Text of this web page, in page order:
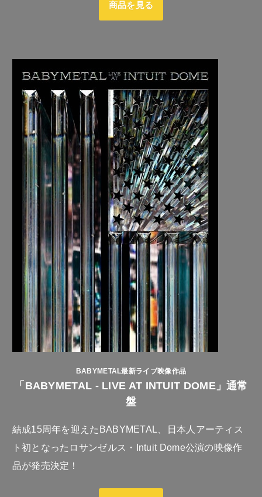
商品を見る
BABYMETAL最新ライブ映像作品
「BABYMETAL - LIVE AT INTUIT DOME」通常
盤
結成15周年を迎えたBABYMETAL、日本人アーティス
ト初となったロサンゼルス・Intuit Dome公演の映像作
品が発売決定！